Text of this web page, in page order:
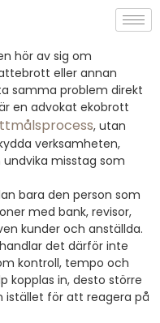
hör av sig om
eller annan
samma problem direkt
en advokat ekobrott
, utan
verksamheten,
misstag som
bara den person som
med bank, revisor,
kunder och anställda.
det därför inte
kontroll, tempo och
kopplas in, desto större
istället för att reagera på